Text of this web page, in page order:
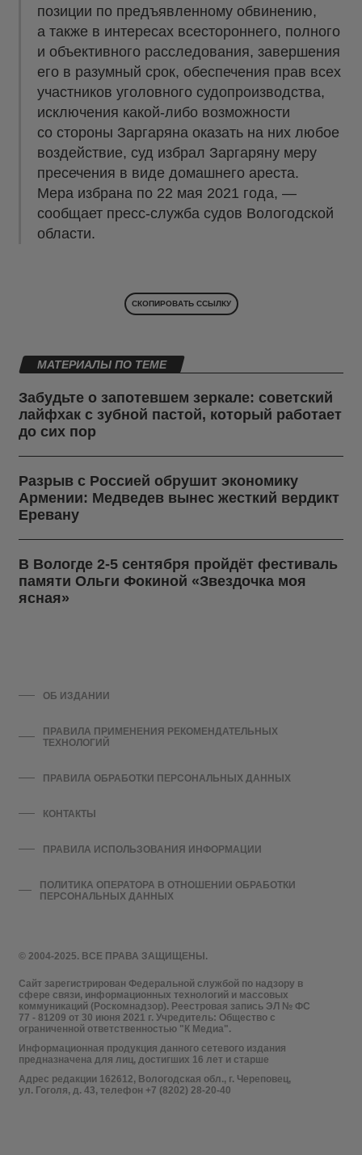
позиции по предъявленному обвинению,
а также в интересах всестороннего, полного
и объективного расследования, завершения
его в разумный срок, обеспечения прав всех
участников уголовного судопроизводства,
исключения какой-либо возможности
со стороны Заргаряна оказать на них любое
воздействие, суд избрал Заргаряну меру
пресечения в виде домашнего ареста.
Мера избрана по 22 мая 2021 года, —
сообщает пресс-служба судов Вологодской
области.
СКОПИРОВАТЬ ССЫЛКУ
МАТЕРИАЛЫ ПО ТЕМЕ
Забудьте о запотевшем зеркале: советский
лайфхак с зубной пастой, который работает
до сих пор
Разрыв с Россией обрушит экономику
Армении: Медведев вынес жесткий вердикт
Еревану
В Вологде 2-5 сентября пройдёт фестиваль
памяти Ольги Фокиной «Звездочка моя
ясная»
© 2004-2025. ВСЕ ПРАВА ЗАЩИЩЕНЫ.
Сайт зарегистрирован Федеральной службой по надзору в
сфере связи, информационных технологий и массовых
коммуникаций (Роскомнадзор). Реестровая запись ЭЛ № ФС
77 - 81209 от 30 июня 2021 г. Учредитель: Общество с
ограниченной ответственностью "К Медиа".
Информационная продукция данного сетевого издания
предназначена для лиц, достигших 16 лет и старше
Адрес редакции 162612, Вологодская обл., г. Череповец,
ул. Гоголя, д. 43, телефон +7 (8202) 28-20-40
ОБ ИЗДАНИИ
ПРАВИЛА ПРИМЕНЕНИЯ РЕКОМЕНДАТЕЛЬНЫХ
ТЕХНОЛОГИЙ
ПРАВИЛА ОБРАБОТКИ ПЕРСОНАЛЬНЫХ ДАННЫХ
КОНТАКТЫ
ПРАВИЛА ИСПОЛЬЗОВАНИЯ ИНФОРМАЦИИ
ПОЛИТИКА ОПЕРАТОРА В ОТНОШЕНИИ ОБРАБОТКИ
ПЕРСОНАЛЬНЫХ ДАННЫХ